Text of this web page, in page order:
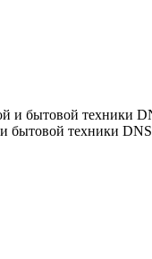
бытовой техники DNS